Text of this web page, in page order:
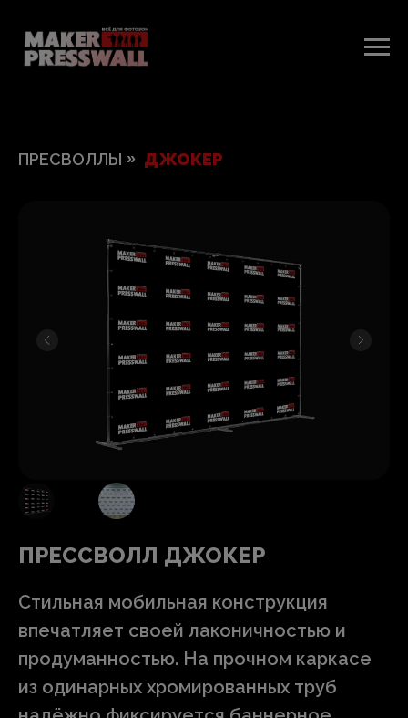
ПРЕСВОЛЛЫ » ДЖОКЕР
ПРЕССВОЛЛ ДЖОКЕР
Стильная мобильная конструкция
впечатляет своей лаконичностью и
продуманностью. На прочном каркасе
из одинарных хромированных труб